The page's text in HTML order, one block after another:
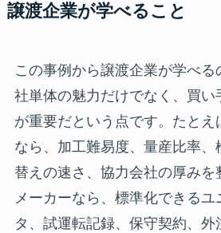
譲渡企業が学べること
この事例から譲渡企業が学べる
社単体の魅力だけでなく、買い
が重要だという点です。たとえ
なら、加工難易度、量産比率、
替えの速さ、協力会社の厚みを
メーカーなら、標準化できるユ
タ、試運転記録、保守契約、外